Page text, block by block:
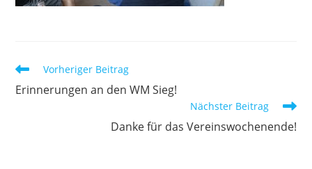
Weitere
ansehen
Vorheriger Beitrag
Erinnerungen an den WM Sieg!
Nächster Beitrag
Danke für das Vereinswochenende!